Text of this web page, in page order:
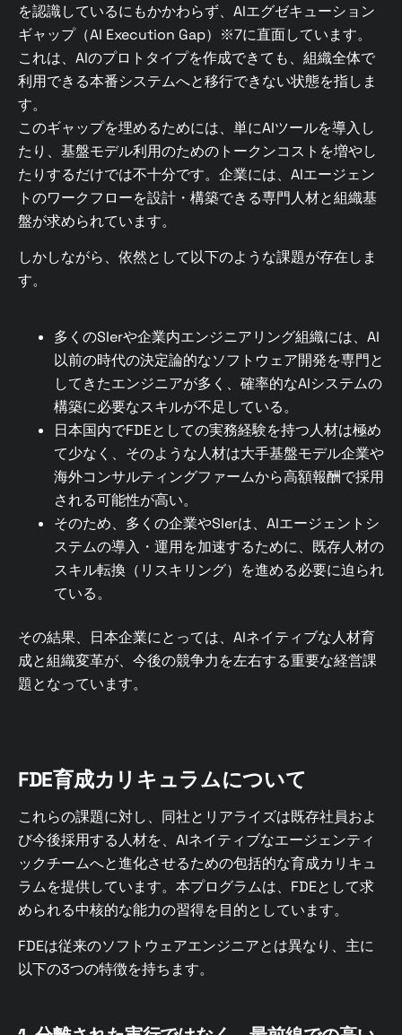
を認識しているにもかかわらず、AIエグゼキューション
ギャップ（AI Execution Gap）※7に直面しています。
これは、AIのプロトタイプを作成できても、組織全体で
利用できる本番システムへと移行できない状態を指しま
す。
このギャップを埋めるためには、単にAIツールを導入し
たり、基盤モデル利用のためのトークンコストを増やし
たりするだけでは不十分です。企業には、AIエージェン
トのワークフローを設計・構築できる専門人材と組織基
盤が求められています。
しかしながら、依然として以下のような課題が存在しま
す。
多くのSIerや企業内エンジニアリング組織には、AI
以前の時代の決定論的なソフトウェア開発を専門と
してきたエンジニアが多く、確率的なAIシステムの
構築に必要なスキルが不足している。
日本国内でFDEとしての実務経験を持つ人材は極め
て少なく、そのような人材は大手基盤モデル企業や
海外コンサルティングファームから高額報酬で採用
される可能性が高い。
そのため、多くの企業やSIerは、AIエージェントシ
ステムの導入・運用を加速するために、既存人材の
スキル転換（リスキリング）を進める必要に迫られ
ている。
その結果、日本企業にとっては、AIネイティブな人材育
成と組織変革が、今後の競争力を左右する重要な経営課
題となっています。
FDE育成カリキュラムについて
これらの課題に対し、同社とリアライズは既存社員およ
び今後採用する人材を、AIネイティブなエージェンティ
ックチームへと進化させるための包括的な育成カリキュ
ラムを提供しています。本プログラムは、FDEとして求
められる中核的な能力の習得を目的としています。
FDEは従来のソフトウェアエンジニアとは異なり、主に
以下の3つの特徴を持ちます。